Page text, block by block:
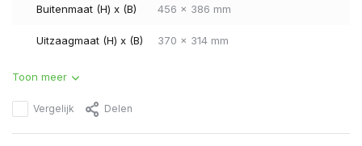
Buitenmaat (H) x (B) 456 x 386 mm
Uitzaagmaat (H) x (B) 370 x 314 mm
Toon meer
Vergelijk Delen